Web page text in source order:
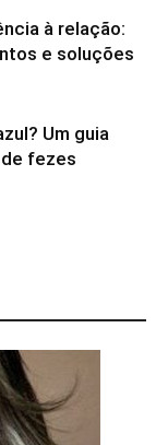
à relação:
e soluções
Um guia
fezes